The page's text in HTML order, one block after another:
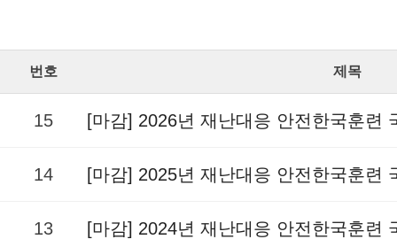
번호 제목
15 [마감] 2026년 재난대응 안전한국훈련
14 [마감] 2025년 재난대응 안전한국훈련
13 [마감] 2024년 재난대응 안전한국훈련